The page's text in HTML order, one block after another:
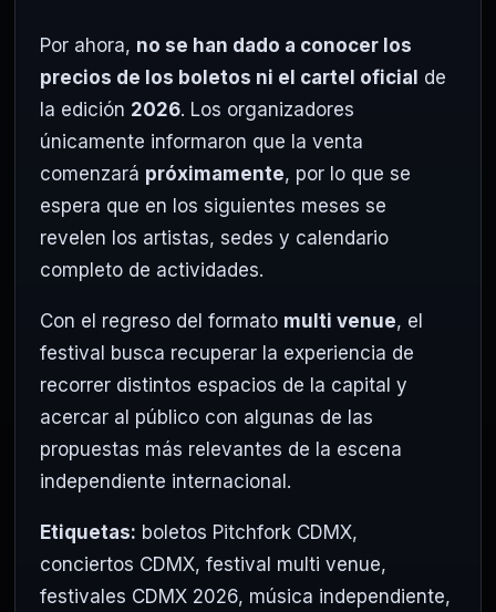
Por ahora, no se han dado a conocer los
precios de los boletos ni el cartel oficial de
la edición 2026. Los organizadores
únicamente informaron que la venta
comenzará próximamente, por lo que se
espera que en los siguientes meses se
revelen los artistas, sedes y calendario
completo de actividades.
Con el regreso del formato multi venue, el
festival busca recuperar la experiencia de
recorrer distintos espacios de la capital y
acercar al público con algunas de las
propuestas más relevantes de la escena
independiente internacional.
Etiquetas: boletos Pitchfork CDMX,
conciertos CDMX, festival multi venue,
festivales CDMX 2026, música independiente,